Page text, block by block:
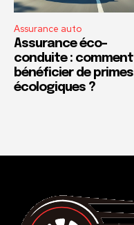
Assurance auto
Assurance éco-
conduite : comment
bénéficier de primes
écologiques ?